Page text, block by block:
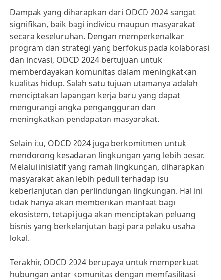
Dampak yang diharapkan dari ODCD 2024 sangat
signifikan, baik bagi individu maupun masyarakat
secara keseluruhan. Dengan memperkenalkan
program dan strategi yang berfokus pada kolaborasi
dan inovasi, ODCD 2024 bertujuan untuk
memberdayakan komunitas dalam meningkatkan
kualitas hidup. Salah satu tujuan utamanya adalah
menciptakan lapangan kerja baru yang dapat
mengurangi angka pengangguran dan
meningkatkan pendapatan masyarakat.
Selain itu, ODCD 2024 juga berkomitmen untuk
mendorong kesadaran lingkungan yang lebih besar.
Melalui inisiatif yang ramah lingkungan, diharapkan
masyarakat akan lebih peduli terhadap isu
keberlanjutan dan perlindungan lingkungan. Hal ini
tidak hanya akan memberikan manfaat bagi
ekosistem, tetapi juga akan menciptakan peluang
bisnis yang berkelanjutan bagi para pelaku usaha
lokal.
Terakhir, ODCD 2024 berupaya untuk memperkuat
hubungan antar komunitas dengan memfasilitasi